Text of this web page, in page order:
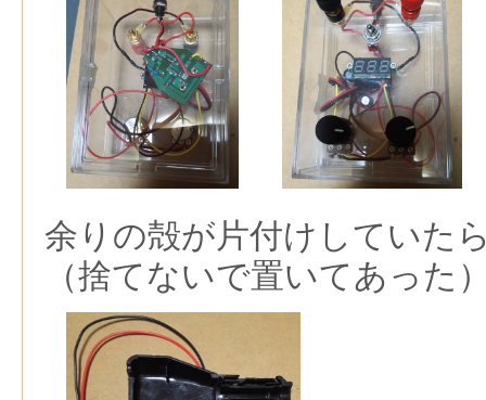
余りの殻が片付けしていた
（捨てないで置いてあった